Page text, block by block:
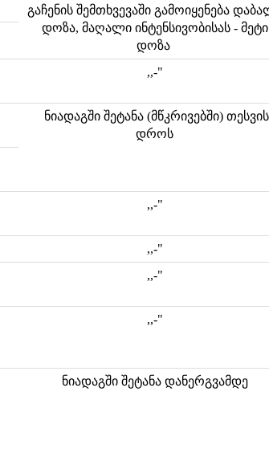
გაჩენის შემთხვევაში გამოიყენება
დოზა, მაღალი ინტენსივობისას - მეტი
დოზა
,,-"
ნიადაგში შეტანა (მწკრივებში) თესვის
დროს
,,-"
,,-"
,,-"
,,-"
ნიადაგში შეტანა დანერგვამდე